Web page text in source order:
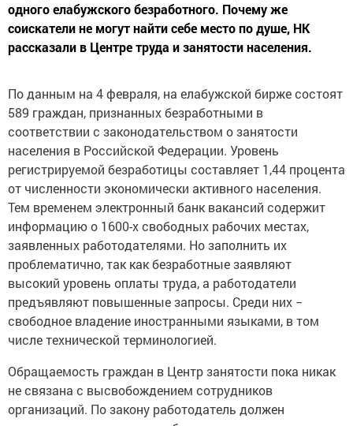
одного елабужского безработного. Почему же
соискатели не могут найти себе место по душе, НК
рассказали в Центре труда и занятости населения.
По данным на 4 февраля, на елабужской бирже состоят
589 граждан, признанных безработными в
соответствии с законодательством о занятости
населения в Российской Федерации. Уровень
регистрируемой безработицы составляет 1,44 процента
от численности экономически активного населения.
Тем временем электронный банк вакансий содержит
информацию о 1600-х свободных рабочих местах,
заявленных работодателями. Но заполнить их
проблематично, так как безработные заявляют
высокий уровень оплаты труда, а работодатели
предъявляют повышенные запросы. Среди них −
свободное владение иностранными языками, в том
числе технической терминологией.
Обращаемость граждан в Центр занятости пока никак
не связана с высвобождением сотрудников
организаций. По закону работодатель должен